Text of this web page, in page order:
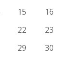
15
16
22
23
29
30